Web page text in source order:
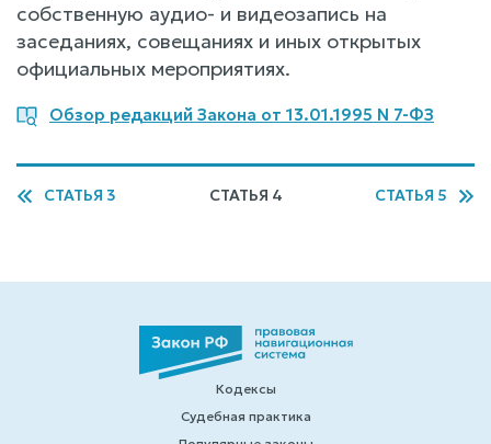
собственную аудио- и видеозапись на
заседаниях, совещаниях и иных открытых
официальных мероприятиях.
Обзор редакций Закона от 13.01.1995 N 7-ФЗ
СТАТЬЯ 3 СТАТЬЯ 4 СТАТЬЯ 5
Кодексы
Судебная практика